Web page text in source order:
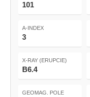
101
A-INDEX
3
X-RAY (ERUPCIE)
B6.4
GEOMAG. POLE